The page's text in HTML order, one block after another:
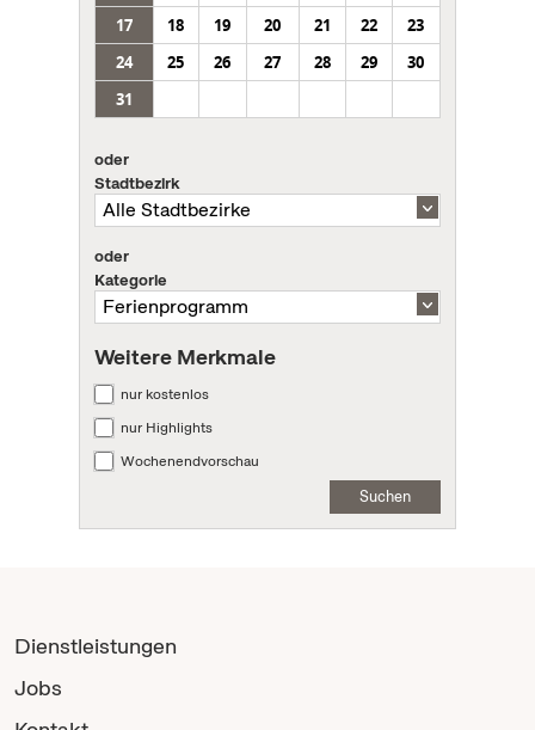
17
18 19 20 21 22
23
24
25 26 27 28 29
30
31
oder
Stadtbezirk
oder
Kategorie
Weitere Merkmale
nur kostenlos
nur Highlights
Wochenendvorschau
Suchen
Dienstleistungen
Jobs